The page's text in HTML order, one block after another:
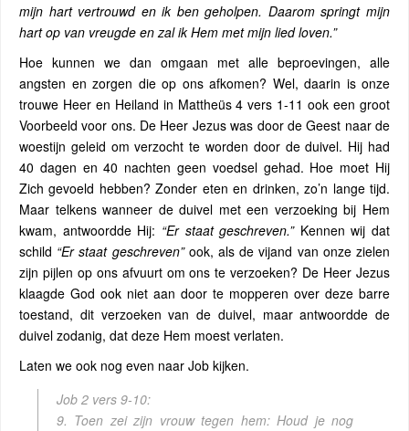
mijn hart vertrouwd en ik ben geholpen. Daarom springt mijn
hart op van vreugde en zal ik Hem met mijn lied loven.”
Hoe kunnen we dan omgaan met alle beproevingen, alle
angsten en zorgen die op ons afkomen? Wel, daarin is onze
trouwe Heer en Heiland in Mattheüs 4 vers 1-11 ook een groot
Voorbeeld voor ons. De Heer Jezus was door de Geest naar de
woestijn geleid om verzocht te worden door de duivel. Hij had
40 dagen en 40 nachten geen voedsel gehad. Hoe moet Hij
Zich gevoeld hebben? Zonder eten en drinken, zo’n lange tijd.
Maar telkens wanneer de duivel met een verzoeking bij Hem
kwam, antwoordde Hij: “Er staat geschreven.”Kennen wij dat
schild “Er staat geschreven”ook, als de vijand van onze zielen
zijn pijlen op ons afvuurt om ons te verzoeken? De Heer Jezus
klaagde God ook niet aan door te mopperen over deze barre
toestand, dit verzoeken van de duivel, maar antwoordde de
duivel zodanig, dat deze Hem moest verlaten.
Laten we ook nog even naar Job kijken.
Job 2 vers 9-10:
9. Toen zei zijn vrouw tegen hem: Houd je nog